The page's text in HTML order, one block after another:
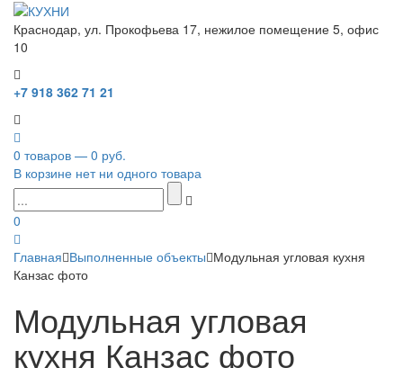
Краснодар, ул. Прокофьева 17, нежилое помещение 5, офис
10
+7 918 362 71 21
0 товаров — 0 руб.
В корзине нет ни одного товара
0
Главная Выполненные объекты Модульная угловая кухня
Канзас фото
Модульная угловая
кухня Канзас фото